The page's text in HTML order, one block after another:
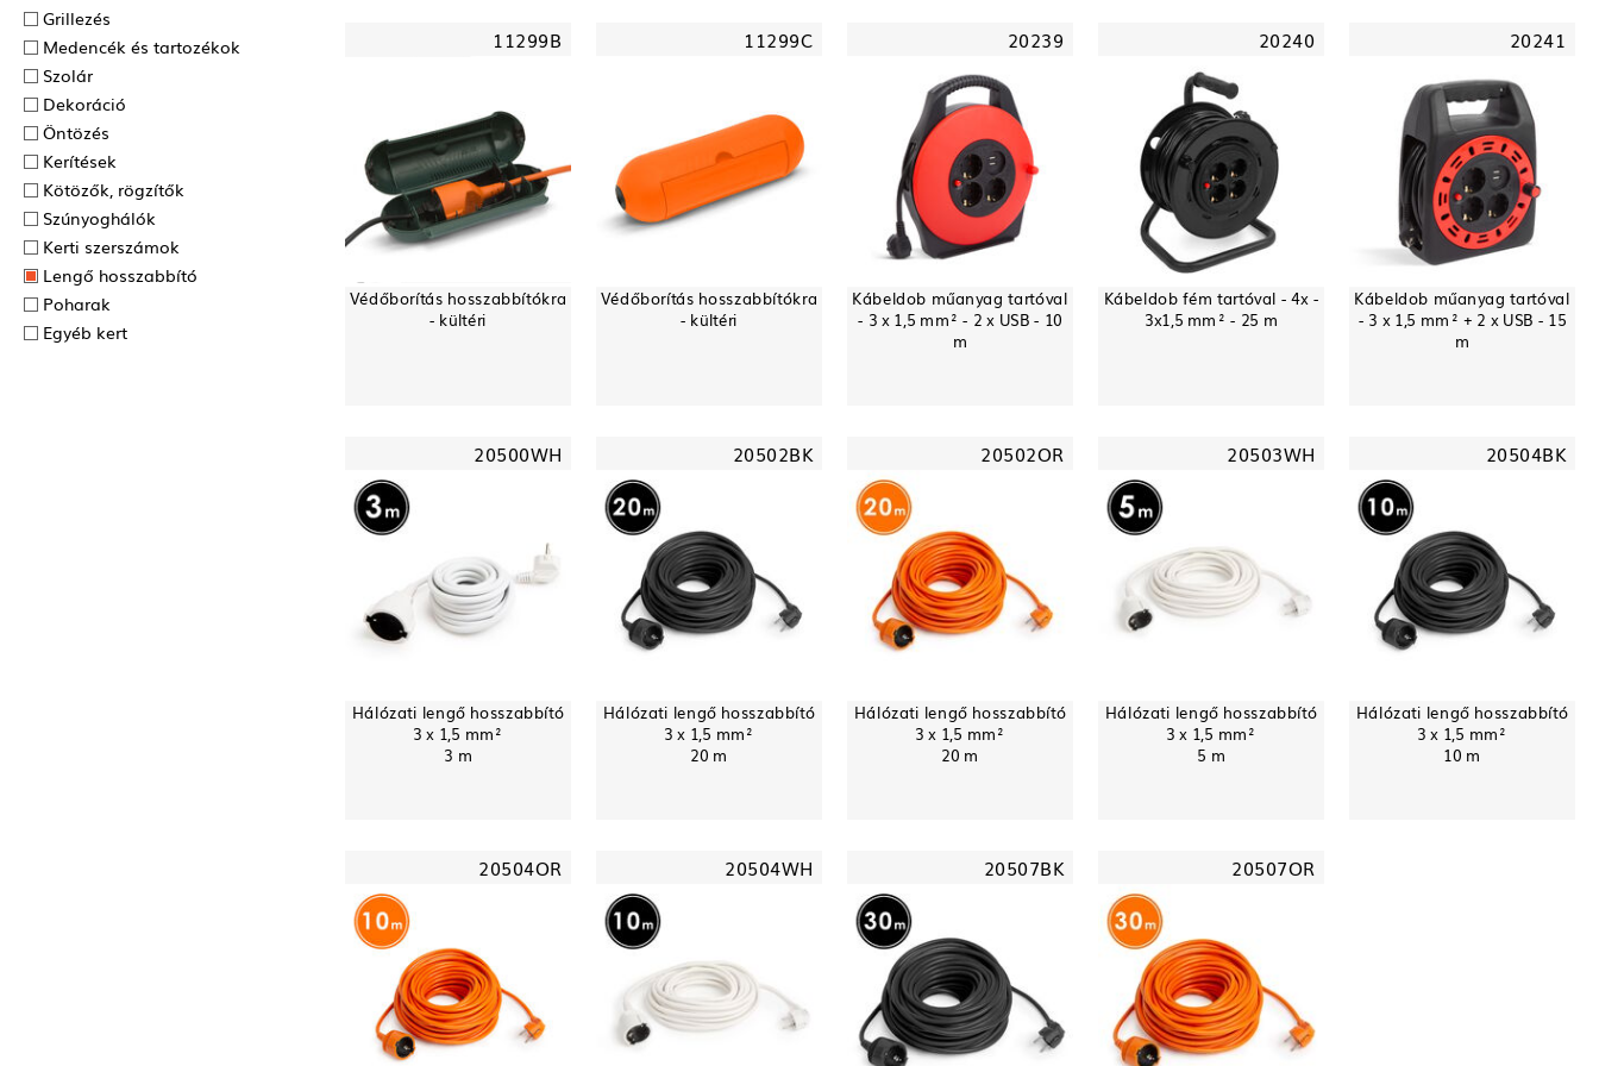
Grillezés
Medencék és tartozékok
Szolár
Dekoráció
Öntözés
Kerítések
Kötözők, rögzítők
Szúnyoghálók
Kerti szerszámok
Lengő hosszabbító
Poharak
Egyéb kert
11299B
Védőborítás hosszabbítókra
- kültéri
11299C
Védőborítás hosszabbítókra
- kültéri
20239
Kábeldob műanyag tartóval
- 3 x 1,5 mm² - 2 x USB - 10
m
20240
Kábeldob fém tartóval - 4x -
3x1,5 mm² - 25 m
20241
Kábeldob műanyag tartóval
- 3 x 1,5 mm² + 2 x USB - 15
m
20500WH
Hálózati lengő hosszabbító
3 x 1,5 mm²
3 m
20502BK
Hálózati lengő hosszabbító
3 x 1,5 mm²
20 m
20502OR
Hálózati lengő hosszabbító
3 x 1,5 mm²
20 m
20503WH
Hálózati lengő hosszabbító
3 x 1,5 mm²
5 m
20504BK
Hálózati lengő hosszabbító
3 x 1,5 mm²
10 m
20504OR 20504WH 20507BK 20507OR